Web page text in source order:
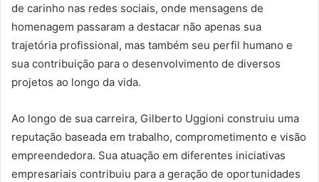
de carinho nas redes sociais, onde mensagens de
homenagem passaram a destacar não apenas sua
trajetória profissional, mas também seu perfil humano e
sua contribuição para o desenvolvimento de diversos
projetos ao longo da vida.
Ao longo de sua carreira, Gilberto Uggioni construiu uma
reputação baseada em trabalho, comprometimento e visão
empreendedora. Sua atuação em diferentes iniciativas
empresariais contribuiu para a geração de oportunidades